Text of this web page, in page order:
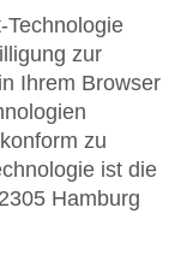
Technologie
zur
Ihrem Browser
zu
ist die
Hamburg